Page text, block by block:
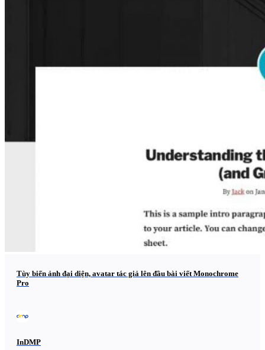
Tùy biến ảnh đại diện, avatar tác giả lên đầu bài viết Monochrome
Pro
InDMP